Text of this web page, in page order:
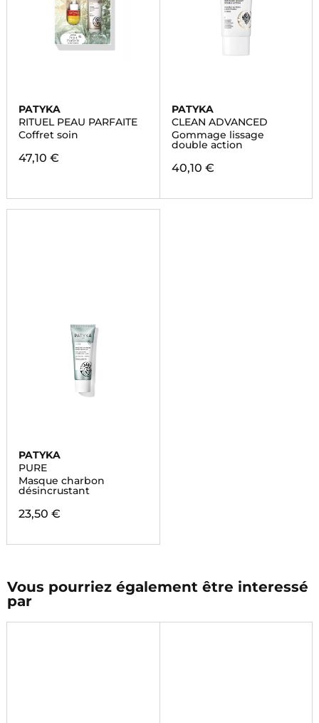
PATYKA
RITUEL PEAU PARFAITE
Coffret soin
47,10 €
PATYKA
CLEAN ADVANCED
Gommage lissage
double action
40,10 €
PATYKA
PURE
Masque charbon
désincrustant
23,50 €
Vous pourriez également être interessé
par